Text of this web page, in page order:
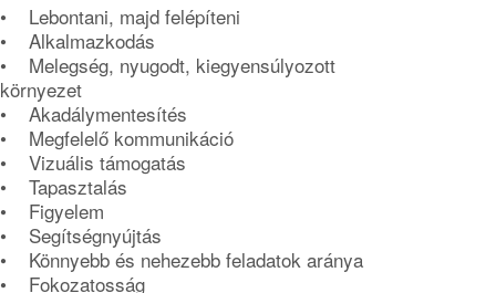
• Lebontani, majd felépíteni
• Alkalmazkodás
• Melegség, nyugodt, kiegyensúlyozott
környezet
• Akadálymentesítés
• Megfelelő kommunikáció
• Vizuális támogatás
• Tapasztalás
• Figyelem
• Segítségnyújtás
• Könnyebb és nehezebb feladatok aránya
• Fokozatosság